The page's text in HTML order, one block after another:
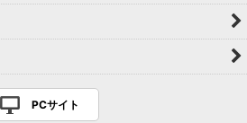
PCサイト